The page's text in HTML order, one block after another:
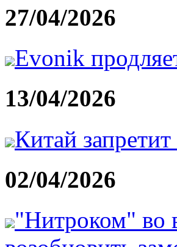
27/04/2026
Evonik
13/04/2026
Китай
02/04/2026
"Нитроком" во